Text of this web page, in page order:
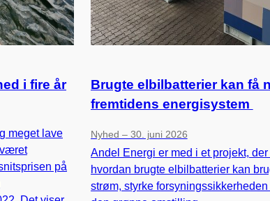
i fire år
meget lave
på
Brugte elbilbatterier kan få
fremtidens energisystem
Nyhed – 30. juni 2026
Andel Energi er med i et projekt,
hvordan brugte elbilbatterier kan
strøm, styrke forsyningssikkerheden